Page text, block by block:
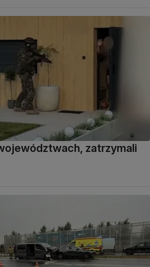
zatrzymali